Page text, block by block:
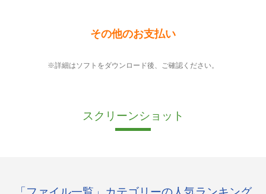
その他のお支払い
※詳細はソフトをダウンロード後、ご確認ください。
スクリーンショット